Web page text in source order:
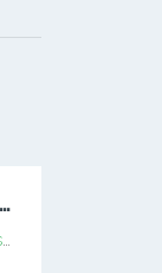
T
errain A vendre Awaïe Escalier